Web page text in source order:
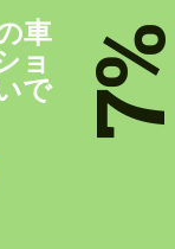
車
ョ
で